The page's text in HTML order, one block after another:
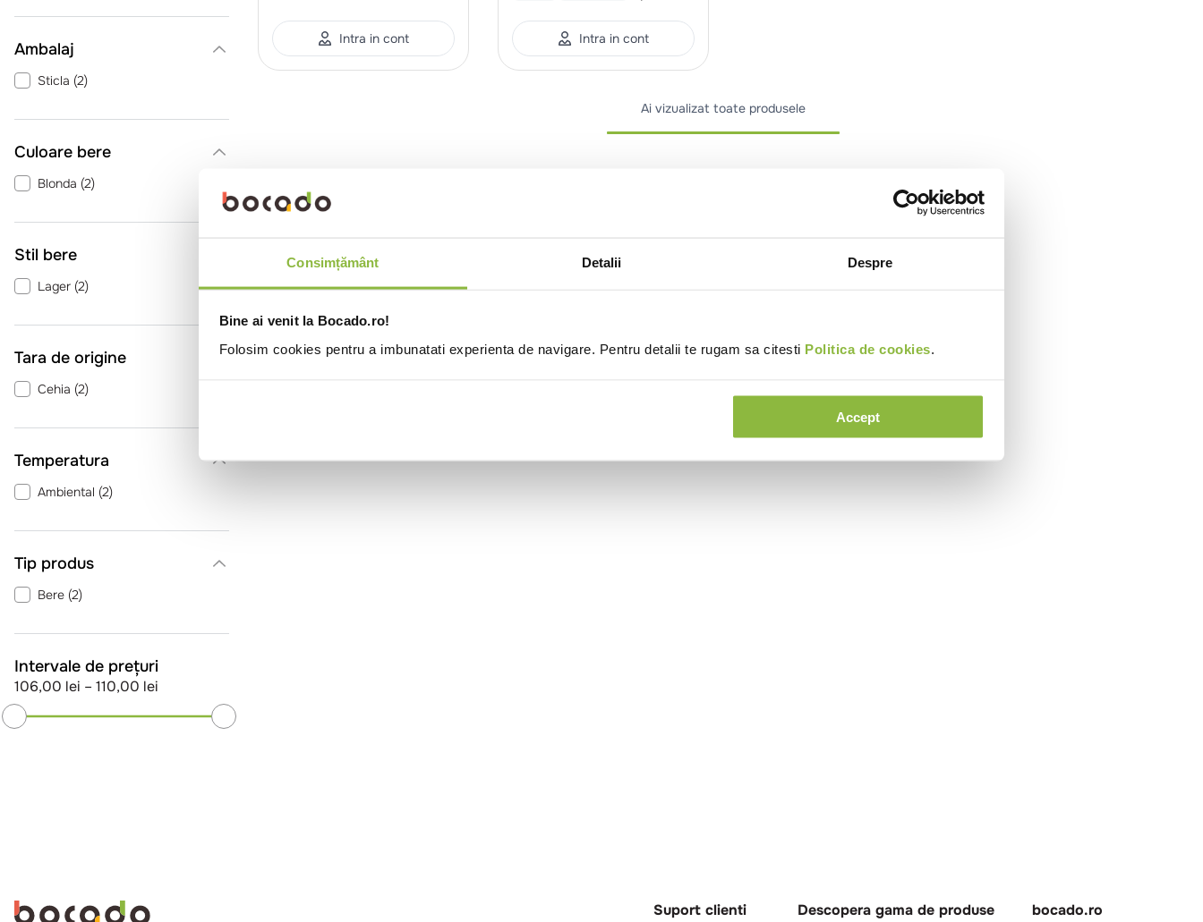
Consimțământ Detalii Despre
Bine ai venit la Bocado.ro!
Folosim cookies pentru a imbunatati experienta de navigare. Pentru detalii te rugam sa citesti Politica de cookies.
Accept
Ambalaj
Sticla (2)
Culoare bere
Blonda (2)
Stil bere
Lager (2)
Tara de origine
Cehia (2)
Temperatura
Ambiental (2)
Tip produs
Bere (2)
Intervale de prețuri
106,00 lei – 110,00 lei
Intra in cont Intra in cont
Ai vizualizat toate produsele
Suport clienti Descopera gama de produse bocado.ro